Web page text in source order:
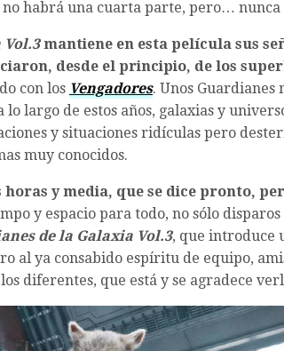
habrá una cuarta parte, pero… nunca
Vol.3mantiene en esta película sus
desde el principio, de los
con los Vengadores. Unos Guardianes
largo de estos años, galaxias y
y situaciones ridículas pero
muy conocidos.
y media, que se dice pronto,
y espacio para todo, no sólo
de la Galaxia Vol.3, que introduce
al ya consabido espíritu de equipo,
diferentes, que está y se agradece